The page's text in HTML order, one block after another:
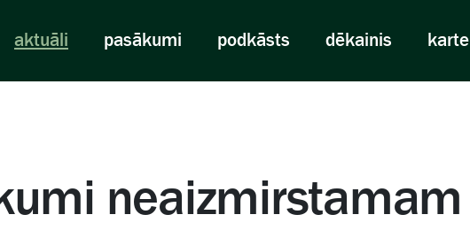
aktuāli pasākumi podkāsts dēkainis karte
neaizmirstamam